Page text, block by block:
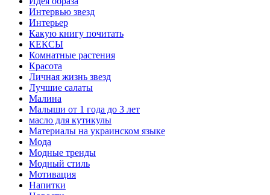
Интервью звезд
Интерьер
Какую книгу почитать
КЕКСЫ
Комнатные растения
Красота
Личная жизнь звезд
Лучшие салаты
Малина
Малыши от 1 года до 3 лет
масло для кутикулы
Материалы на украинском языке
Мода
Модные тренды
Модный стиль
Мотивация
Напитки